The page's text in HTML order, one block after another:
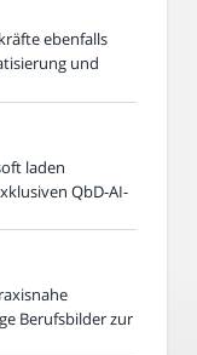
ebenfalls
und
laden
QbD-AI-
Berufsbilder zur